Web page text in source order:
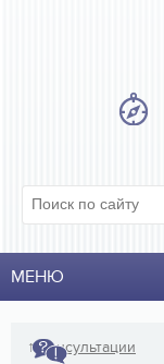
МЕНЮ
↑Консультации